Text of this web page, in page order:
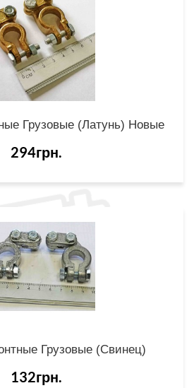
Грузовые (латунь) Новые
294грн.
Грузовые (свинец)
132грн.